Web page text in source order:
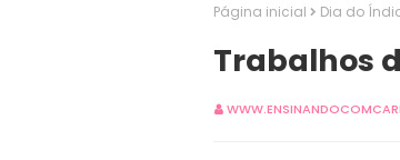
Página inicial Dia do
Trabalhos